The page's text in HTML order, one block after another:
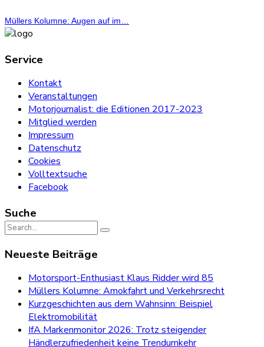
Müllers Kolumne: Augen auf im…
Service
Kontakt
Veranstaltungen
Motorjournalist: die Editionen 2017-2023
Mitglied werden
Impressum
Datenschutz
Cookies
Volltextsuche
Facebook
Suche
Search
for:
Neueste Beiträge
Motorsport-Enthusiast Klaus Ridder wird 85
Müllers Kolumne: Amokfahrt und Verkehrsrecht
Kurzgeschichten aus dem Wahnsinn: Beispiel
Elektromobilität
IfA Markenmonitor 2026: Trotz steigender
Händlerzufriedenheit keine Trendumkehr